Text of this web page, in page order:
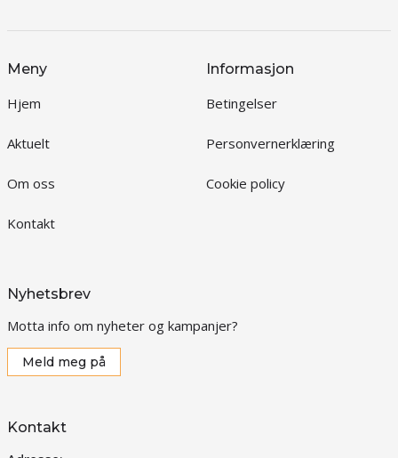
Meny
Hjem
Aktuelt
Om oss
Kontakt
Informasjon
Betingelser
Personvernerklæring
Cookie policy
Nyhetsbrev
Motta info om nyheter og kampanjer?
Meld meg på
Kontakt